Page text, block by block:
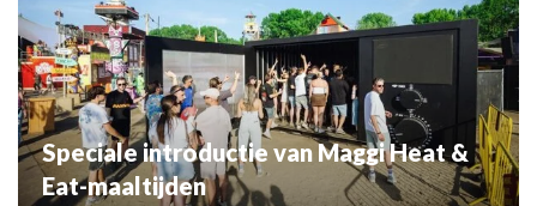
Speciale introductie van Maggi Heat &
Eat-maaltijden